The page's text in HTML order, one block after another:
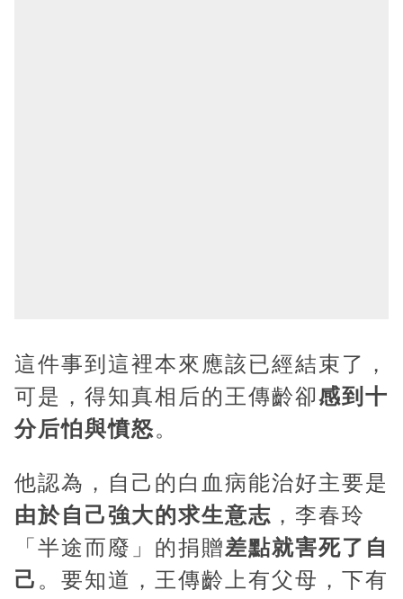
這件事到這裡本來應該已經結束了，
可是，得知真相后的王傳齡卻感到十
分后怕與憤怒。
他認為，自己的白血病能治好主要是
由於自己強大的求生意志 ，李春玲
「半途而廢」的捐贈差點就害死了自
己 。要知道，王傳齡上有父母，下有